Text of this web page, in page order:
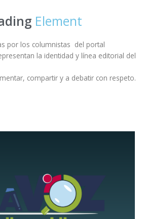
Element
por los columnistas del portal
la identidad y línea editorial del
compartir y a debatir con respeto.